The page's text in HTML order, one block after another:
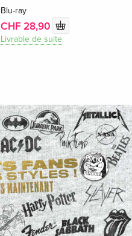
Blu-ray
CHF 28,90
Livrable de suite